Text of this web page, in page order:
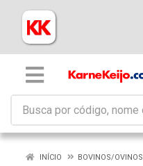
INÍCIO BOVINOS/OVINOS